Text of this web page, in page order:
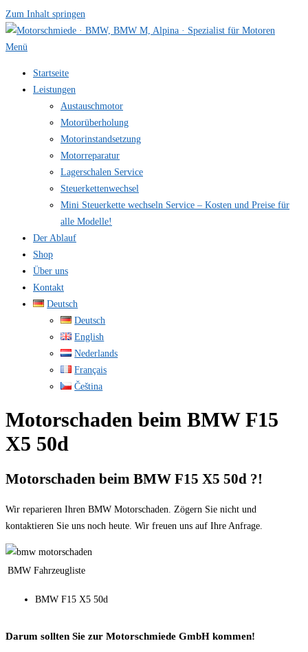
Zum Inhalt springen
Menü
Startseite
Leistungen
Austauschmotor
Motorüberholung
Motorinstandsetzung
Motorreparatur
Lagerschalen Service
Steuerkettenwechsel
Mini Steuer­kette wechseln Service – Kosten und Preise für
alle Modelle!
Der Ablauf
Shop
Über uns
Kontakt
Deutsch
Deutsch
English
Nederlands
Français
Čeština
Motorschaden beim BMW F15
X5 50d
Motorschaden beim BMW F15 X5 50d ?!
Wir reparieren Ihren BMW Motorschaden. Zögern Sie nicht und
kontaktieren Sie uns noch heute. Wir freuen uns auf Ihre Anfrage.
BMW Fahrzeugliste
BMW F15 X5 50d
Darum sollten Sie zur Motorschmiede GmbH kommen!